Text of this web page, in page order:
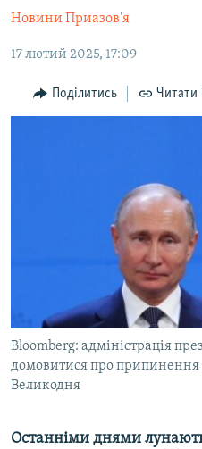
основної
Перейти
пошуку
БЛОГИ
ПОГЛЯД
ІНТЕРВ'Ю
ВІДЕОУРОКИ «ELIFBE»
СВІДЧЕННЯ ОКУПАЦІЇ
УКРАЇНСЬКА ПРОБЛЕМА КРИМУ
ІНФОГРАФІКА
ЯК ОБІЙТИ БЛОКУВАННЯ
ДОЛУЧАЙСЯ!
Новини Приазов'я
17 лютий 2025, 17:09
Поділитись Читати
Bloomberg: адміністрація
домовитися про припинення
Великодня
Останніми днями